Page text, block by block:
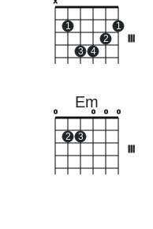
1
3 4
2
1
Em
o
2 3
o o o